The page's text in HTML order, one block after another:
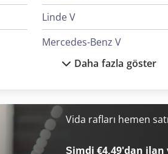
Linde V
Mercedes-Benz V
Scherer Feinbau Vdz 220 /
Volvo A 25
Volvo Fh 400
Daha fazla göster
Vida rafları hemen
Şimdi €4,49'dan ilan